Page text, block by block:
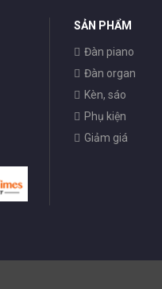
SẢN PHẨM
Đàn piano
Đàn organ
Kèn, sáo
Phụ kiện
Giảm giá